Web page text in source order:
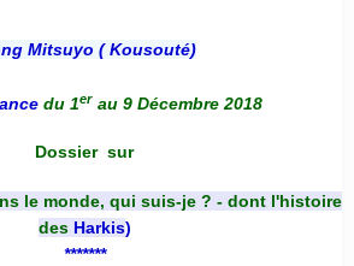
Mitsuyo ( Kousouté)
du 1er au 9 Décembre 2018
Dossier sur
le monde, qui suis-je ? - dont l'histoire
des Harkis)
*******